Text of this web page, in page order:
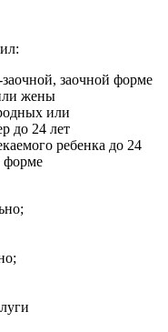
заочной форме
жены
или
до 24 лет
ребенка до 24
форме